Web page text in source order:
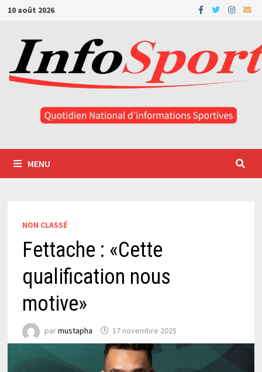
Passer
contenu
10 août 2026
MENU
NON CLASSÉ
Fettache : «Cette
qualification nous
motive»
parmustapha 17 novembre 2025